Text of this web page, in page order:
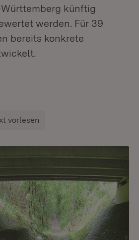
künftig
werden. Für 39
bereits konkrete
vorlesen